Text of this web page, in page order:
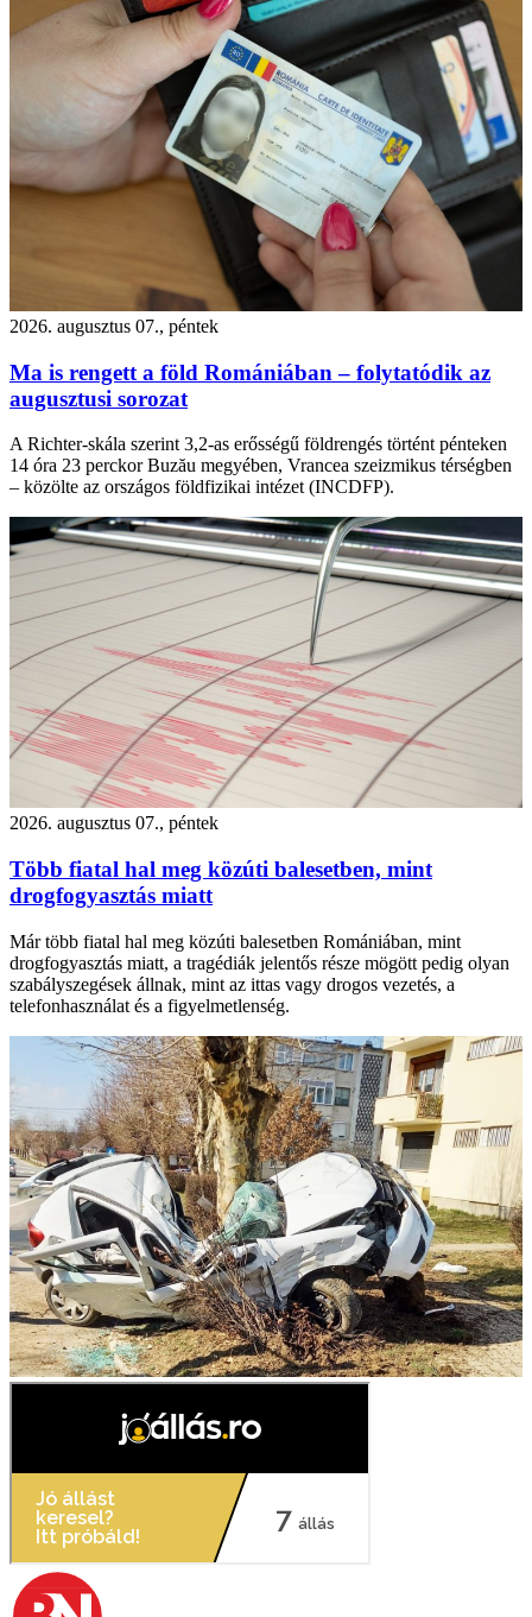
2026. augusztus 07., péntek
Ma is rengett a föld Romániában – folytatódik az
augusztusi sorozat
A Richter-skála szerint 3,2-as erősségű földrengés történt pénteken
14 óra 23 perckor Buzău megyében, Vrancea szeizmikus térségben
– közölte az országos földfizikai intézet (INCDFP).
2026. augusztus 07., péntek
Több fiatal hal meg közúti balesetben, mint
drogfogyasztás miatt
Már több fiatal hal meg közúti balesetben Romániában, mint
drogfogyasztás miatt, a tragédiák jelentős része mögött pedig olyan
szabályszegések állnak, mint az ittas vagy drogos vezetés, a
telefonhasználat és a figyelmetlenség.